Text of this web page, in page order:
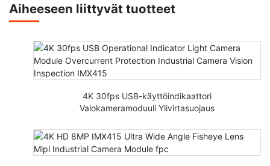
Aiheeseen liittyvät tuotteet
4K 30fps USB-käyttöindikaattori
Valokameramoduuli Ylivirtasuojaus